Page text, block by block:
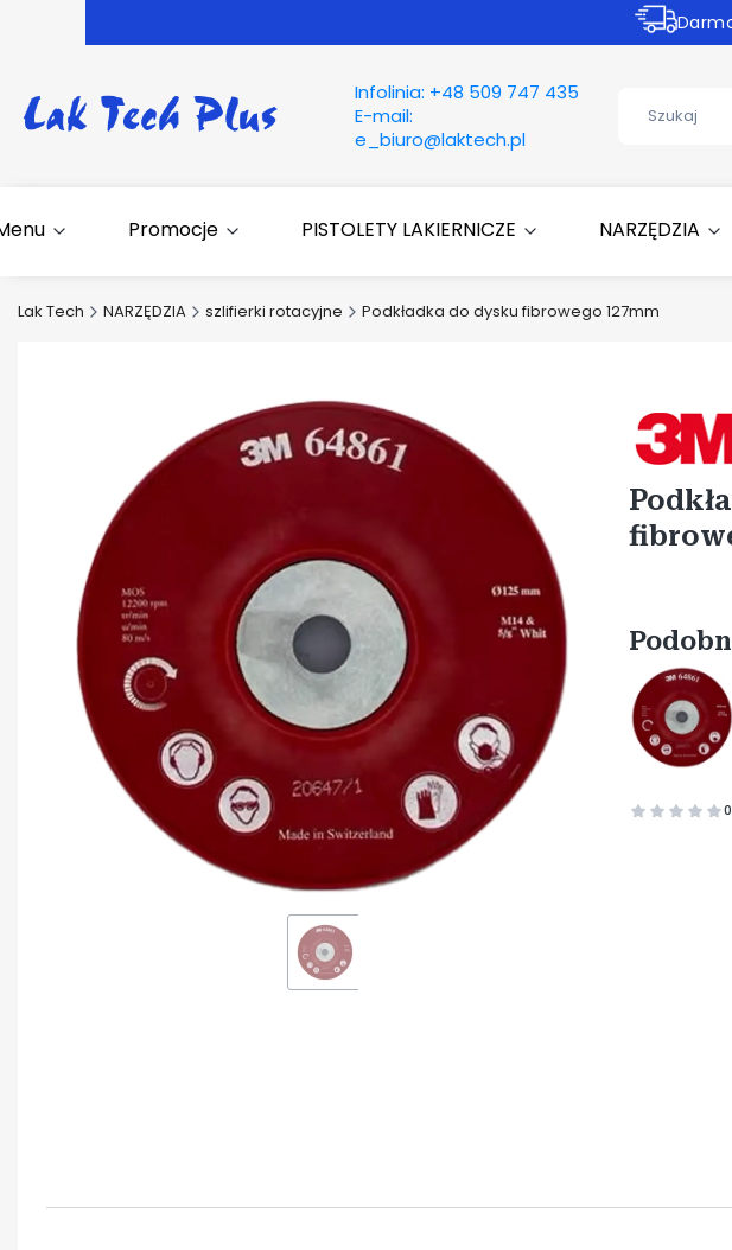
Infolinia: +48 509 747 435
E-mail:
e_biuro@laktech.pl
Promocje PISTOLETY LAKIERNICZE NARZĘDZIA
Lak Tech NARZĘDZIA szlifierki rotacyjne Podkładka do dysku fibrowego 127mm
Etykiety